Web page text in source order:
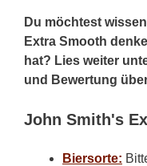
Du möchtest
Extra Smooth
hat? Lies weiter
und Bewertung
John Smith's
Biersorte: